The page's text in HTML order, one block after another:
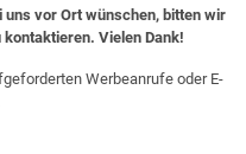
uns vor Ort wünschen, bitten wir
Vielen Dank!
Werbeanrufe oder E-